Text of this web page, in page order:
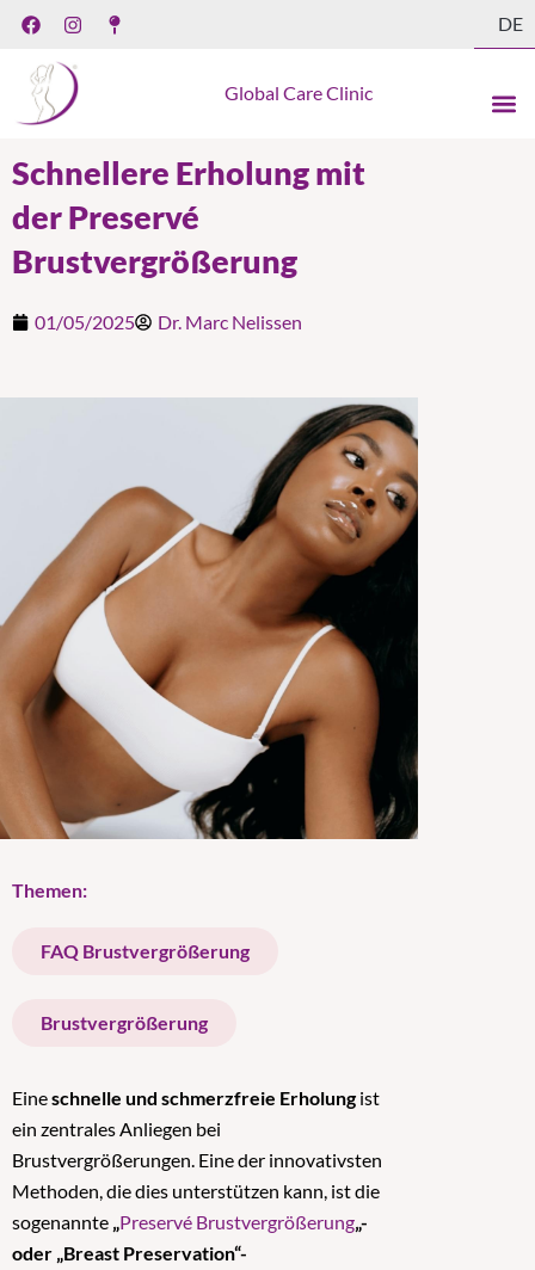
Zum
springen
F
a
e
b
o
o
I
n
t
a
g
m
M
a
DE
Global Care Clinic
Schnellere Erholung mit
der Preservé
Brustvergrößerung
01/05/2025 Dr. Marc Nelissen
Themen:
FAQ Brustvergrößerung
Brustvergrößerung
Eineschnelle und schmerzfreie Erholungist
ein zentrales Anliegen bei
Brustvergrößerungen. Eine der innovativsten
Methoden, die dies unterstützen kann, ist die
sogenannte „Preservé Brustvergrößerung„-
oder „Breast Preservation“-